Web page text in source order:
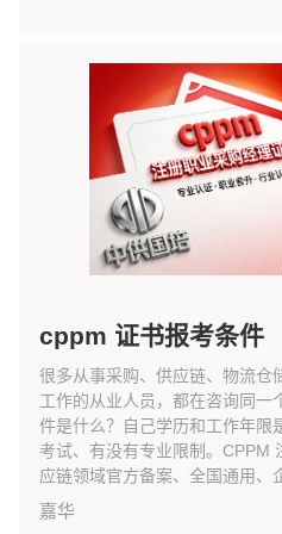
cppm 证书报考条件
很多从事采购、供应链、物流仓
工作的从业人员，都在咨询同一
件是什么？自己学历和工作年限
考试、有没有专业限制。CPPM
应链领域官方备案、全国通用、
嘉华